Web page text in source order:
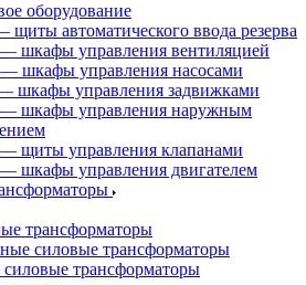
оборудование
автоматического ввода резерва
управления вентиляцией
управления насосами
управления задвижками
шкафы управления наружным
управления клапанами
управления двигателем
трансформаторы
силовые трансформаторы
трансформаторы